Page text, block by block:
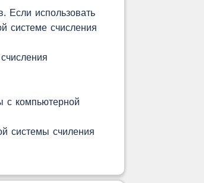
Если использовать
системе счисления
с компьютерной
системы счиления